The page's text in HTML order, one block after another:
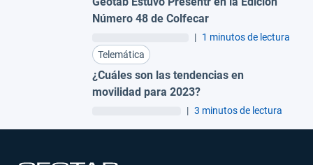
Número 48 de Colfecar
| 1 minutos de lectura
Telemática
¿Cuáles son las tendencias en
movilidad para 2023?
| 3 minutos de lectura